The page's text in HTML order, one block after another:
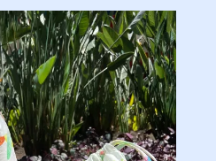
preço:
R$100,70
através
R$167,90